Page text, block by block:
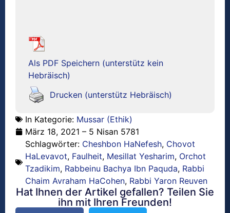
Als PDF Speichern (unterstütz kein
Hebräisch)
Drucken (unterstütz Hebräisch)
In Kategorie: Mussar (Ethik)
März 18, 2021 – 5 Nisan 5781
Schlagwörter: Cheshbon HaNefesh, Chovot
HaLevavot, Faulheit, Mesillat Yesharim, Orchot
Tzadikim, Rabbeinu Bachya Ibn Paquda, Rabbi
Chaim Avraham HaCohen, Rabbi Yaron Reuven
Hat Ihnen der Artikel gefallen? Teilen Sie
ihn mit Ihren Freunden!